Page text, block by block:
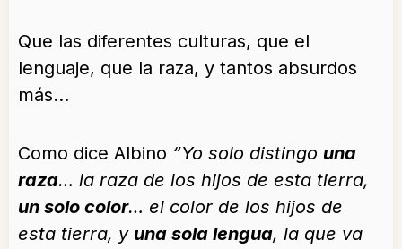
Que las diferentes culturas, que el
lenguaje, que la raza, y tantos absurdos
más…
Como dice Albino “Yo solo distingo una
raza… la raza de los hijos de esta tierra,
un solo color… el color de los hijos de
esta tierra, y una sola lengua, la que va